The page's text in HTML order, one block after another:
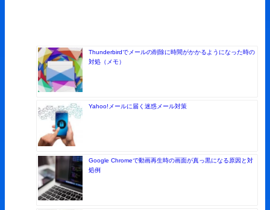
Thunderbirdでメールの削除に時間がかかるようになった時の
対処（メモ）
Yahoo!メールに届く迷惑メール対策
Google Chromeで動画再生時の画面が真っ黒になる原因と対
処例